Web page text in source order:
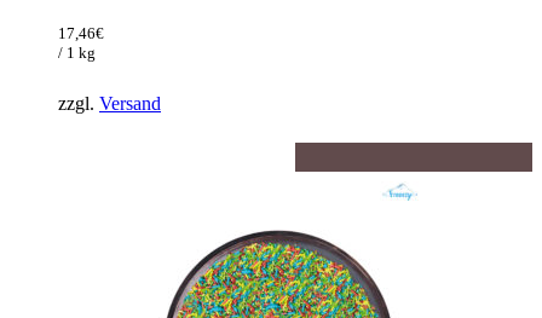
war:
20,54€
Preis
ist:
17,46€
/ 1 kg
zzgl. Versand